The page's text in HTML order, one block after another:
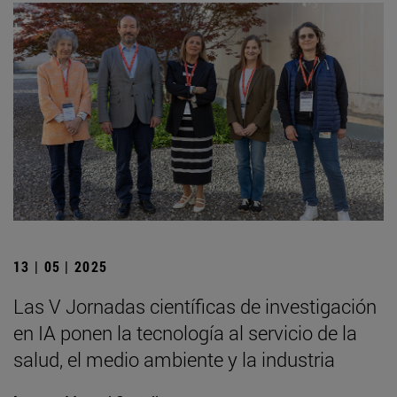
13 | 05 | 2025
Las V Jornadas científicas de investigación
en IA ponen la tecnología al servicio de la
salud, el medio ambiente y la industria